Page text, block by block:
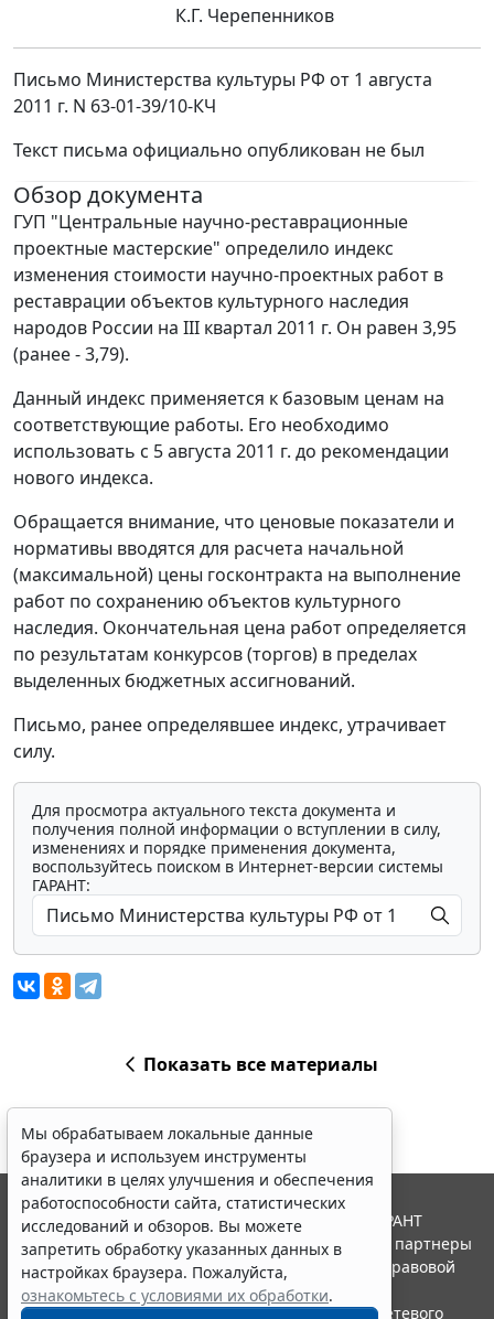
К.Г. Черепенников
Письмо Министерства культуры РФ от 1 августа
2011 г. N 63-01-39/10-КЧ
Текст письма официально опубликован не был
Обзор документа
ГУП "Центральные научно-реставрационные
проектные мастерские" определило индекс
изменения стоимости научно-проектных работ в
реставрации объектов культурного наследия
народов России на III квартал 2011 г. Он равен 3,95
(ранее - 3,79).
Данный индекс применяется к базовым ценам на
соответствующие работы. Его необходимо
использовать с 5 августа 2011 г. до рекомендации
нового индекса.
Обращается внимание, что ценовые показатели и
нормативы вводятся для расчета начальной
(максимальной) цены госконтракта на выполнение
работ по сохранению объектов культурного
наследия. Окончательная цена работ определяется
по результатам конкурсов (торгов) в пределах
выделенных бюджетных ассигнований.
Письмо, ранее определявшее индекс, утрачивает
силу.
Для просмотра актуального текста документа и
получения полной информации о вступлении в силу,
изменениях и порядке применения документа,
воспользуйтесь поиском в Интернет-версии системы
ГАРАНТ:
Показать все материалы
Мы обрабатываем локальные данные
браузера и используем инструменты
аналитики в целях улучшения и обеспечения
работоспособности сайта, статистических
исследований и обзоров. Вы можете
запретить обработку указанных данных в
настройках браузера. Пожалуйста,
ознакомьтесь с условиями их обработки.
© ООО "НПП "ГАРАНТ-СЕРВИС", 2026. Система ГАРАНТ
выпускается с 1990 года. Компания "Гарант" и ее партнеры
являются участниками Российской ассоциации правовой
информации ГАРАНТ.
Портал ГАРАНТ.РУ зарегистрирован в качестве сетевого